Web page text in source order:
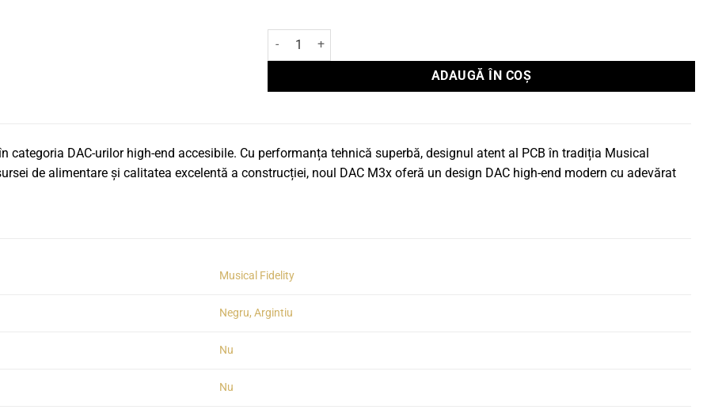
Cantitate DAC Musical Fidelity M3x DAC
ADAUGĂ ÎN COȘ
categoria DAC-urilor high-end accesibile. Cu performanța tehnică superbă, designul atent al PCB în tradiția Musical
de alimentare și calitatea excelentă a construcției, noul DAC M3x oferă un design DAC high-end modern cu adevărat
Musical Fidelity
Negru, Argintiu
Nu
Nu